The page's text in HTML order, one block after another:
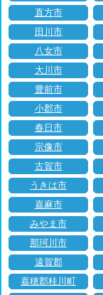
直方市
田川市
八女市
大川市
豊前市
小郡市
春日市
宗像市
古賀市
うきは市
嘉麻市
みやま市
那珂川市
遠賀郡
嘉穂郡桂川町